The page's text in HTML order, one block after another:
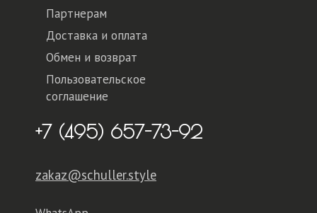
Партнерам
Доставка и оплата
Обмен и возврат
Пользовательское
соглашение
+7 (495) 657-73-92
zakaz@schuller.style